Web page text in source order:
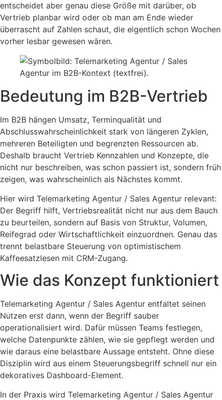
entscheidet aber genau diese Größe mit darüber, ob
Vertrieb planbar wird oder ob man am Ende wieder
überrascht auf Zahlen schaut, die eigentlich schon Wochen
vorher lesbar gewesen wären.
Bedeutung im B2B-Vertrieb
Im B2B hängen Umsatz, Terminqualität und
Abschlusswahrscheinlichkeit stark von längeren Zyklen,
mehreren Beteiligten und begrenzten Ressourcen ab.
Deshalb braucht Vertrieb Kennzahlen und Konzepte, die
nicht nur beschreiben, was schon passiert ist, sondern früh
zeigen, was wahrscheinlich als Nächstes kommt.
Hier wird Telemarketing Agentur / Sales Agentur relevant:
Der Begriff hilft, Vertriebsrealität nicht nur aus dem Bauch
zu beurteilen, sondern auf Basis von Struktur, Volumen,
Reifegrad oder Wirtschaftlichkeit einzuordnen. Genau das
trennt belastbare Steuerung von optimistischem
Kaffeesatzlesen mit CRM-Zugang.
Wie das Konzept funktioniert
Telemarketing Agentur / Sales Agentur entfaltet seinen
Nutzen erst dann, wenn der Begriff sauber
operationalisiert wird. Dafür müssen Teams festlegen,
welche Datenpunkte zählen, wie sie gepflegt werden und
wie daraus eine belastbare Aussage entsteht. Ohne diese
Disziplin wird aus einem Steuerungsbegriff schnell nur ein
dekoratives Dashboard-Element.
In der Praxis wird Telemarketing Agentur / Sales Agentur